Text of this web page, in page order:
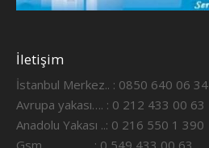
İletişim
İstanbul Merkez.. : 0850 640 06 34
Avrupa yakası…. : 0 212 433 00 63
Anadolu Yakası ..: 0 216 550 1 390